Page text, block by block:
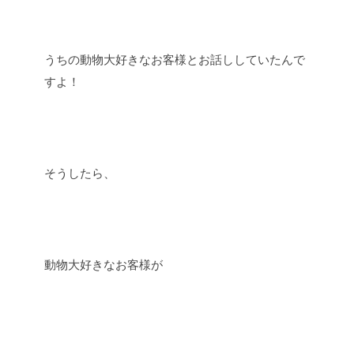
うちの動物大好きなお客様とお話ししていたんで
すよ！
そうしたら、
動物大好きなお客様が